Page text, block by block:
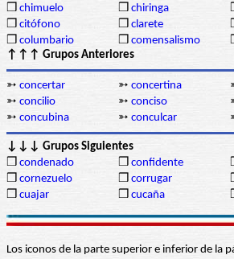
❒ chimuelo ❒ chiringa
❒ citófono ❒ clarete
❒ columbario ❒ comensalismo
↑↑↑ Grupos Anteriores
➳ concertar ➳ concertina
➳ concilio ➳ conciso
➳ concubina ➳ conculcar
↓↓↓ Grupos Siguientes
❒ condenado ❒ confidente
❒ cornezuelo ❒ corrugar
❒ cuajar ❒ cucaña
Los iconos de la parte superior e inferior de la